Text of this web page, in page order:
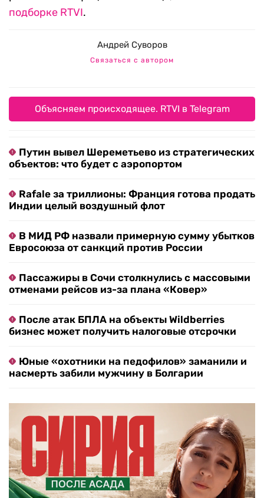
подборке RTVI.
Андрей Суворов
Связаться с автором
Объясняем происходящее. RTVI в Telegram
Путин вывел Шереметьево из стратегических
объектов: что будет с аэропортом
Rafale за триллионы: Франция готова продать
Индии целый воздушный флот
В МИД РФ назвали примерную сумму убытков
Евросоюза от санкций против России
Пассажиры в Сочи столкнулись с массовыми
отменами рейсов из-за плана «Ковер»
После атак БПЛА на объекты Wildberries
бизнес может получить налоговые отсрочки
Юные «охотники на педофилов» заманили и
насмерть забили мужчину в Болгарии